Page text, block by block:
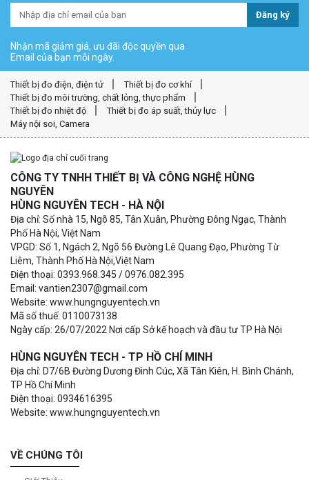
Đăng ký
Nhận mã giảm giá, ưu đãi độc quyền qua
Email của bạn mỗi ngày.
Thiết bị đo điện, điện tử
Thiết bị đo cơ khí
Thiết bị đo môi trường, chất lỏng, thực phẩm
Thiết bị đo nhiệt độ
Thiết bị đo áp suất, thủy lực
Máy nội soi, Camera
CÔNG TY TNHH THIẾT BỊ VÀ CÔNG NGHỆ HÙNG
NGUYÊN
HÙNG NGUYÊN TECH - HÀ NỘI
Địa chỉ: Số nhà 15, Ngõ 85, Tân Xuân, Phường Đông Ngạc, Thành
Phố Hà Nội, Việt Nam
VPGD: Số 1, Ngách 2, Ngõ 56 Đường Lê Quang Đạo, Phường Từ
Liêm, Thành Phố Hà Nội,Việt Nam
Điện thoại: 0393.968.345 / 0976.082.395
Email: vantien2307@gmail.com
Website: www.hungnguyentech.vn
Mã số thuế: 0110073138
Ngày cấp: 26/07/2022 Nơi cấp Sở kế hoạch và đầu tư TP Hà Nội
HÙNG NGUYÊN TECH - TP HỒ CHÍ MINH
Địa chỉ: D7/6B Đường Dương Đình Cúc, Xã Tân Kiên, H. Bình Chánh,
TP Hồ Chí Minh
Điện thoại: 0934616395
Website: www.hungnguyentech.vn
VỀ CHÚNG TÔI